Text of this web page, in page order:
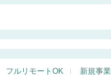
フルリモートOK
新規事業